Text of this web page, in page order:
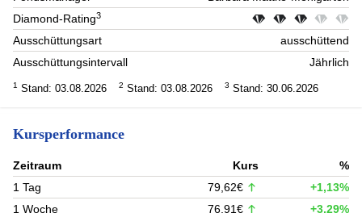
Diamond-Rating3
Ausschüttungsart
ausschüttend
Ausschüttungsintervall
Jährlich
1 Stand: 03.08.2026 2 Stand: 03.08.2026 3 Stand: 30.06.2026
Kursperformance
Zeitraum Kurs
%
1 Tag
79,62€
+1,13%
1 Woche
76,91€
+3,29%